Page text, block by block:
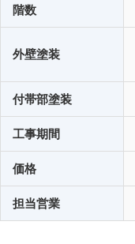
階数
外壁塗装
付帯部塗装
工事期間
価格
担当営業